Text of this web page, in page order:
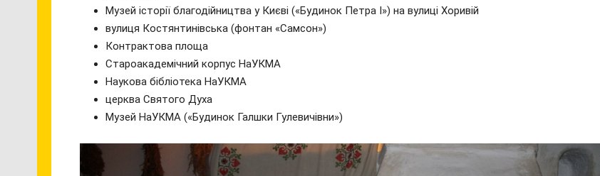
Музей історії благодійництва у Києві («Будинок Петра І») на вулиці Хоривій
вулиця Костянтинівська (фонтан «Самсон»)
Контрактова площа
Староакадемічний корпус НаУКМА
Наукова бібліотека НаУКМА
церква Святого Духа
Музей НаУКМА («Будинок Галшки Гулевичівни»)